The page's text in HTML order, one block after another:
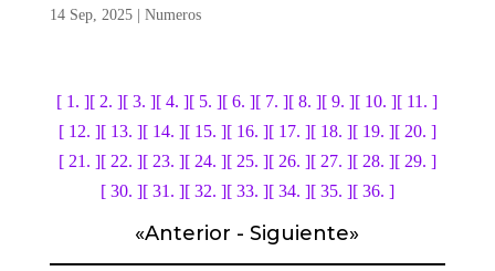
14 Sep, 2025| Numeros
[ 1. ][ 2. ][ 3. ][ 4. ][ 5. ][ 6. ][ 7. ][ 8. ][ 9. ][ 10. ][ 11. ]
[ 12. ][ 13. ][ 14. ][ 15. ][ 16. ][ 17. ][ 18. ][ 19. ][ 20. ]
[ 21. ][ 22. ][ 23. ][ 24. ][ 25. ][ 26. ][ 27. ][ 28. ][ 29. ]
[ 30. ][ 31. ][ 32. ][ 33. ][ 34. ][ 35. ][ 36. ]
«Anterior -Siguiente»